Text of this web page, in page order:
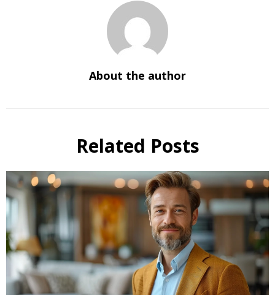
About the author
Related Posts